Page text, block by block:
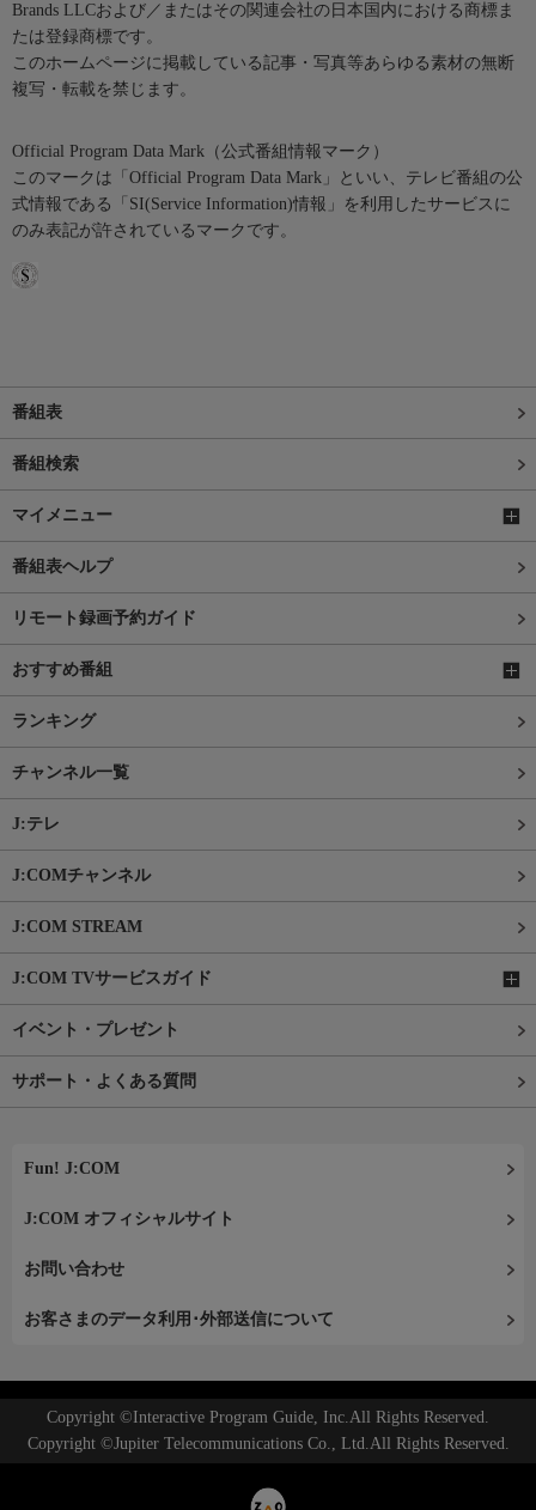
Brands LLCおよび／またはその関連会社の日本国内における商標ま
たは登録商標です。
このホームページに掲載している記事・写真等あらゆる素材の無断
複写・転載を禁じます。
Official Program Data Mark（公式番組情報マーク）
このマークは「Official Program Data Mark」といい、テレビ番組の公
式情報である「SI(Service Information)情報」を利用したサービスに
のみ表記が許されているマークです。
番組表
番組検索
マイメニュー
番組表ヘルプ
リモート録画予約ガイド
おすすめ番組
ランキング
チャンネル一覧
J:テレ
J:COMチャンネル
J:COM STREAM
J:COM TVサービスガイド
イベント・プレゼント
サポート・よくある質問
Fun! J:COM
J:COM オフィシャルサイト
お問い合わせ
お客さまのデータ利用･外部送信について
Copyright ©Interactive Program Guide, Inc.All Rights Reserved.
Copyright ©Jupiter Telecommunications Co., Ltd.All Rights Reserved.